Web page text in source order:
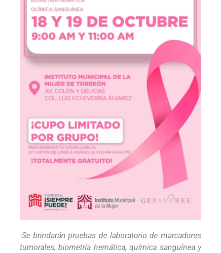
-Se brindarán pruebas de laboratorio de marcadores
tumorales, biometría hemática, química sanguínea y